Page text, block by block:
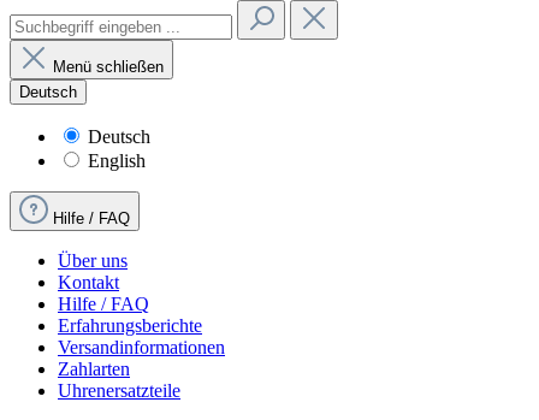
Menü schließen
Deutsch
Deutsch
English
Hilfe / FAQ
Über uns
Kontakt
Hilfe / FAQ
Erfahrungsberichte
Versandinformationen
Zahlarten
Uhrenersatzteile